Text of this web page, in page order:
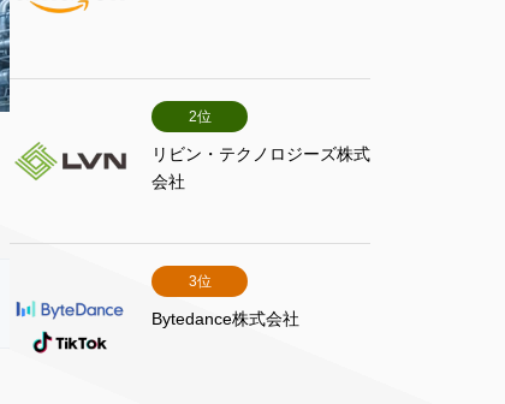
2位
リビン・テクノロジーズ株式
会社
3位
Bytedance株式会社